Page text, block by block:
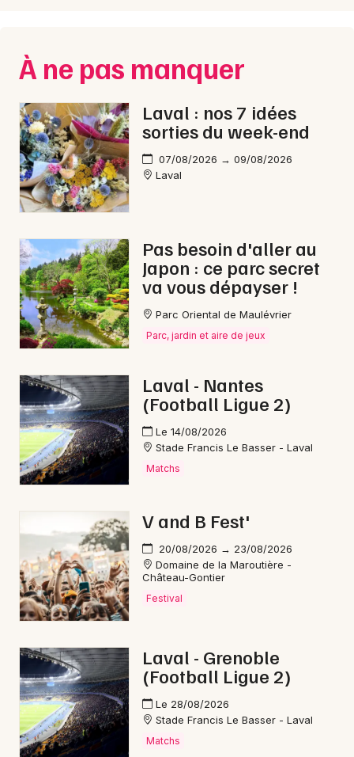
À ne pas manquer
Laval : nos 7 idées
sorties du week-end
07/08/2026 → 09/08/2026
Laval
Pas besoin d'aller au
Japon : ce parc secret
va vous dépayser !
Parc Oriental de Maulévrier
Parc, jardin et aire de jeux
Laval - Nantes
(Football Ligue 2)
Le 14/08/2026
Stade Francis Le Basser - Laval
Matchs
V and B Fest'
20/08/2026 → 23/08/2026
Domaine de la Maroutière -
Château-Gontier
Festival
Laval - Grenoble
(Football Ligue 2)
Le 28/08/2026
Stade Francis Le Basser - Laval
Matchs